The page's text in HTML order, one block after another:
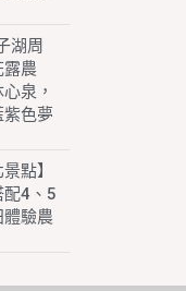
湖周
露農
泉，
色夢
點】
配4、5
體驗農